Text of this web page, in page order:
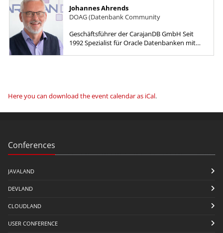
Johannes Ahrends
DOAG (Datenbank Community
Geschäftsführer der CarajanDB GmbH Seit
1992 Spezialist für Oracle Datenbanken mit
Here you can download the event calendar as iCal.
Conferences
JAVALAND
DEVLAND
CLOUDLAND
USER CONFERENCE